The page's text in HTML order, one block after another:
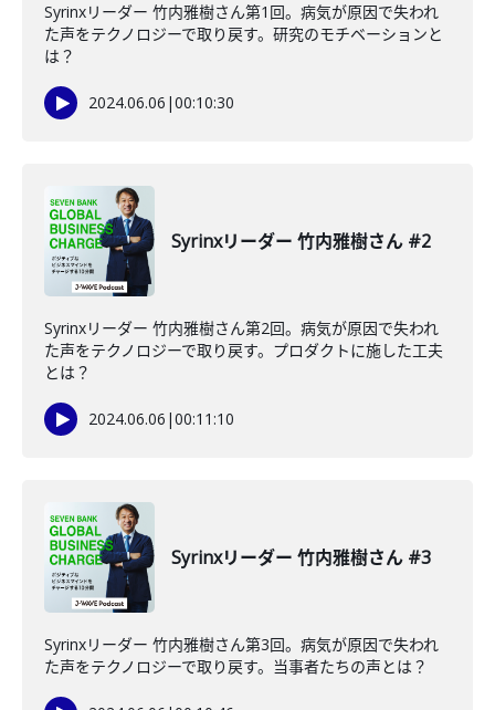
Syrinxリーダー 竹内雅樹さん第1回。病気が原因で失われ
た声をテクノロジーで取り戻す。研究のモチベーションと
は？
2024.06.06 |00:10:30
Syrinxリーダー 竹内雅樹さん #2
Syrinxリーダー 竹内雅樹さん第2回。病気が原因で失われ
た声をテクノロジーで取り戻す。プロダクトに施した工夫
とは？
2024.06.06 |00:11:10
Syrinxリーダー 竹内雅樹さん #3
Syrinxリーダー 竹内雅樹さん第3回。病気が原因で失われ
た声をテクノロジーで取り戻す。当事者たちの声とは？